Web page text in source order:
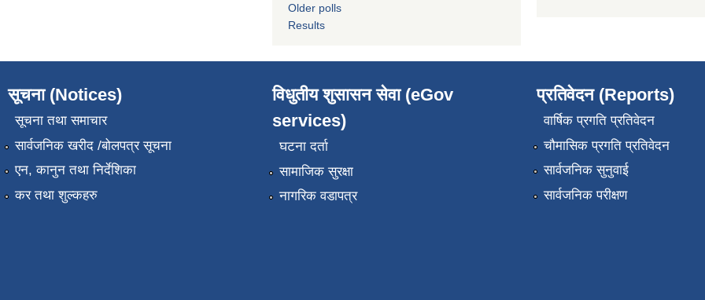
Older polls
Results
सूचना (Notices)
सूचना तथा समाचार
सार्वजनिक खरीद /बोलपत्र सूचना
एन, कानुन तथा निर्देशिका
कर तथा शुल्कहरु
विधुतीय शुसासन सेवा (eGov
services)
घटना दर्ता
सामाजिक सुरक्षा
नागरिक वडापत्र
प्रतिवेदन (Reports)
वार्षिक प्रगति प्रतिवेदन
चौमासिक प्रगति प्रतिवेदन
सार्वजनिक सुनुवाई
सार्वजनिक परीक्षण